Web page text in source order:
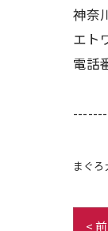
神奈
エト
電話
まぐ
<